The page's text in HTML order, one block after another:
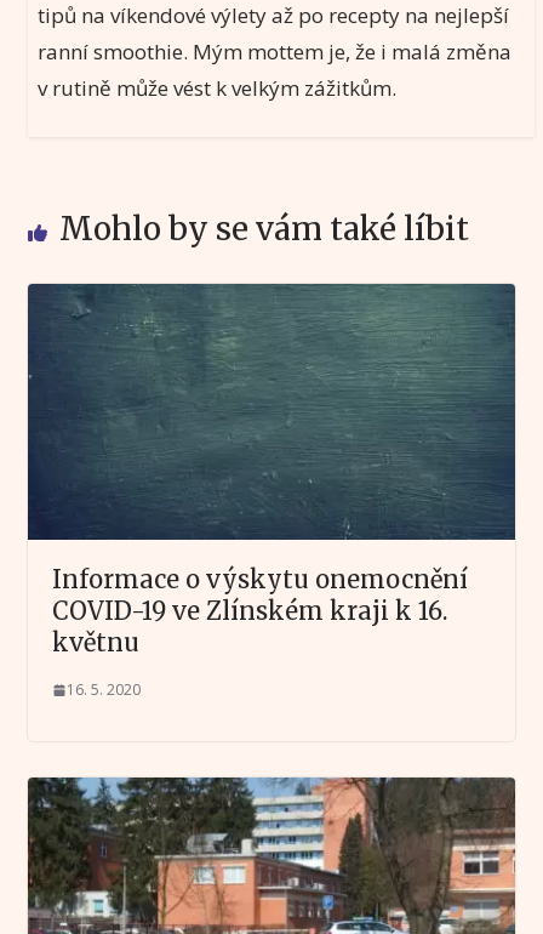
tipů na víkendové výlety až po recepty na nejlepší
ranní smoothie. Mým mottem je, že i malá změna
v rutině může vést k velkým zážitkům.
Mohlo by se vám také líbit
Informace o výskytu onemocnění
COVID-19 ve Zlínském kraji k 16.
květnu
16. 5. 2020